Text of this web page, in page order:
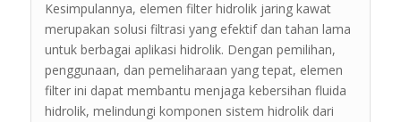
Kesimpulannya, elemen filter hidrolik jaring kawat
merupakan solusi filtrasi yang efektif dan tahan lama
untuk berbagai aplikasi hidrolik. Dengan pemilihan,
penggunaan, dan pemeliharaan yang tepat, elemen
filter ini dapat membantu menjaga kebersihan fluida
hidrolik, melindungi komponen sistem hidrolik dari